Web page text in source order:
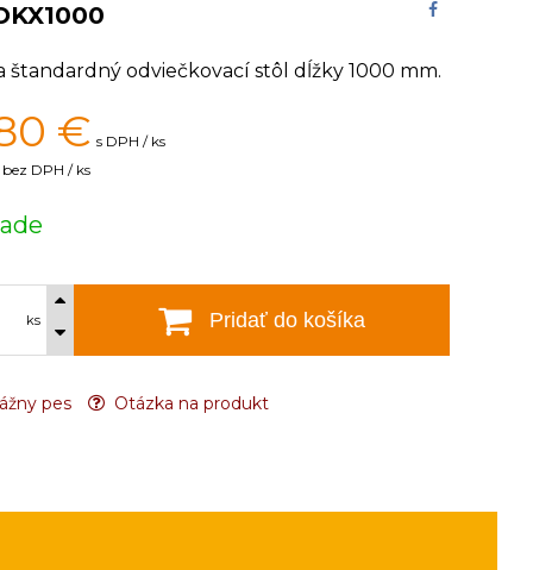
štandardný odviečkovací stôl dĺžky 1000 mm.
€ s DPH / ks
bez DPH / ks
ks Pridať do košíka
pes Otázka na produkt